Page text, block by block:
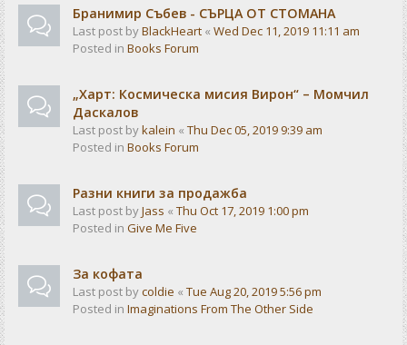
Бранимир Събев - СЪРЦА ОТ СТОМАНА
Last post byBlackHeart « Wed Dec 11, 2019 11:11 am
Posted in Books Forum
„Харт: Космическа мисия Вирон“ – Момчил
Даскалов
Last post bykalein « Thu Dec 05, 2019 9:39 am
Posted in Books Forum
Разни книги за продажба
Last post byJass « Thu Oct 17, 2019 1:00 pm
Posted in Give Me Five
За кофата
Last post bycoldie « Tue Aug 20, 2019 5:56 pm
Posted in Imaginations From The Other Side